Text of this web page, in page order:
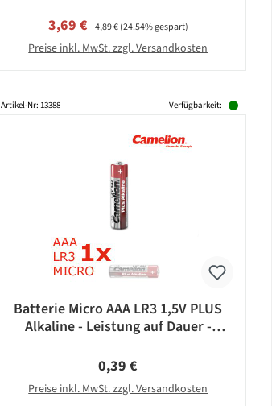
Verkaufspreis:
3,69 € Regulärer Preis:
4,89 €(24.54% gespart)
Preise inkl. MwSt. zzgl. Versandkosten
Artikel-Nr: 13388 Verfügbarkeit:
Batterie Micro AAA LR3 1,5V PLUS
Alkaline - Leistung auf Dauer -
Regulärer Preis:
0,39 €
Preise inkl. MwSt. zzgl. Versandkosten